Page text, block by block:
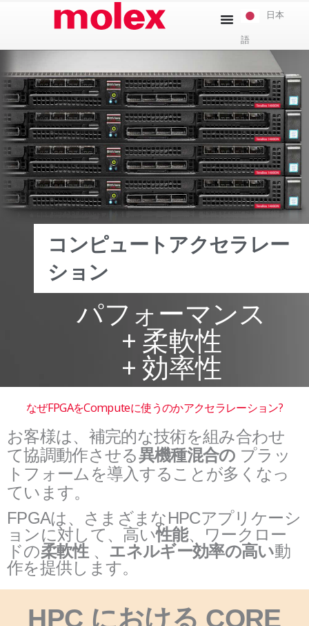
キ
ッ
プ
日本
語
コンピュートアクセラレー
ション
パフォーマンス
+ 柔軟性
+ 効率性
なぜFPGAをComputeに使うのかアクセラレーション?
お客様は、補完的な技術を組み合わせ
て協調動作させる異機種混合の プラッ
トフォームを導入することが多くなっ
ています。
FPGAは、さまざまなHPCアプリケーシ
ョンに対して、高い性能、ワークロー
ドの柔軟性 、 エネルギー効率の高い動
作を提供します。
HPC における CORE